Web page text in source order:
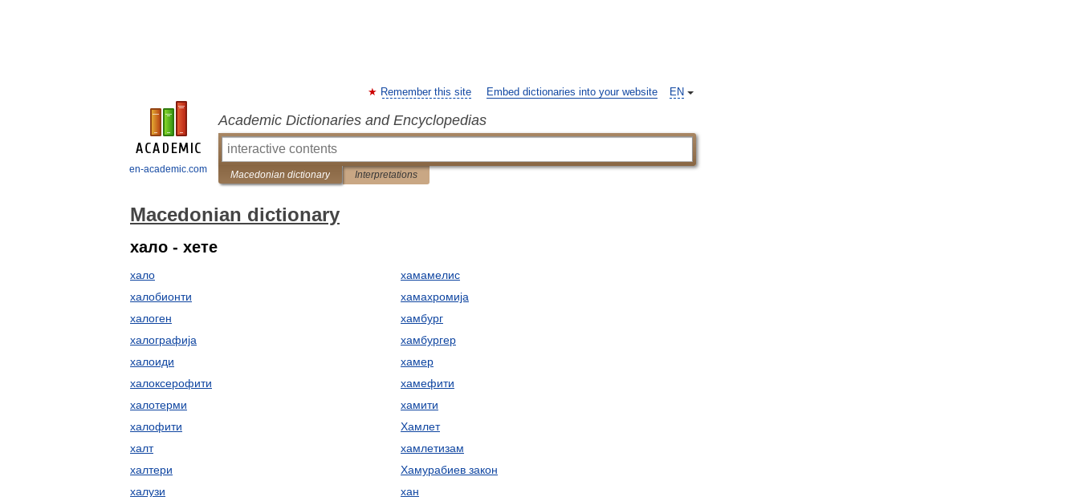
en-academic.com
EN
Remember this site Embed dictionaries into your website
Academic Dictionaries and Encyclopedias
Macedonian dictionary Interpretations
Macedonian dictionary
хало - хете
хало
халобионти
халоген
халографија
халоиди
халоксерофити
халотерми
халофити
халт
халтери
халузи
хамамелис
хамахромија
хамбург
хамбургер
хамер
хамефити
хамити
Хамлет
хамлетизам
Хамурабиев закон
хан